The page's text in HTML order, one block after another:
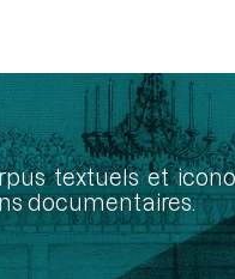
textuels et
documentaires.